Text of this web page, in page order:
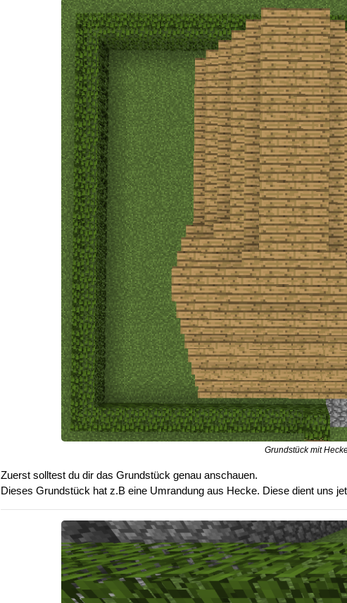
Grundstück mit
Zuerst solltest du dir das Grundstück genau anschauen.
Dieses Grundstück hat z.B eine Umrandung aus Hecke. Diese dient uns